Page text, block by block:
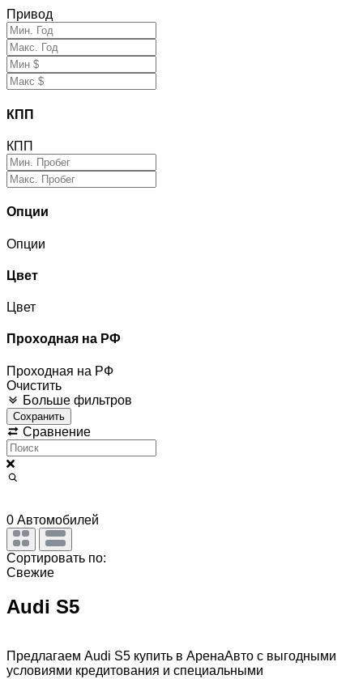
Привод
КПП
КПП
Опции
Опции
Цвет
Цвет
Проходная на РФ
Проходная на РФ
Очистить
Больше фильтров
Сохранить
Сравнение
0 Автомобилей
Сортировать по:
Свежие
Audi S5
Предлагаем Audi S5 купить в АренаАвто с выгодными
условиями кредитования и специальными